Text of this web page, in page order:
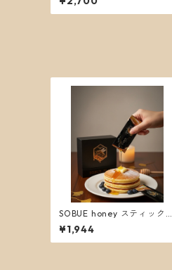
SOBUE honey スティックタ
イプ（日本蜜蜂・非加熱)
¥1,944